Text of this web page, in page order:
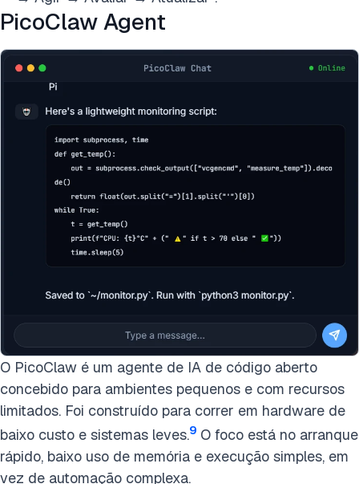
PicoClaw Agent
O PicoClaw é um agente de IA de código aberto
concebido para ambientes pequenos e com recursos
limitados. Foi construído para correr em hardware de
baixo custo e sistemas leves.9 O foco está no arranque
rápido, baixo uso de memória e execução simples, em
vez de automação complexa.